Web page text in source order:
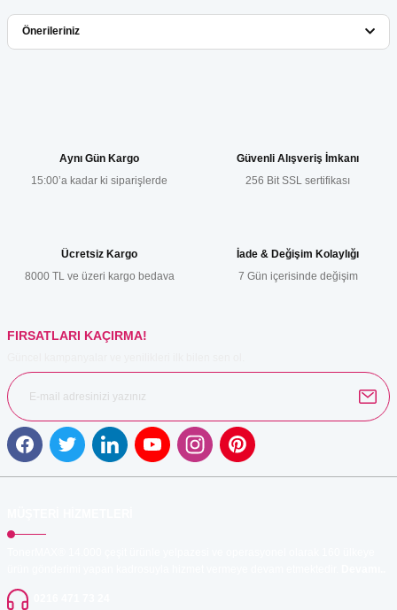
Bu ürüne ilk yorumu siz yapın!
Önerileriniz
Ürün resmi kalitesiz, bozuk veya görüntülenemiyor.
Ürün fiyatı diğer sitelerden daha pahalı.
Aynı Gün Kargo
15:00’a kadar ki siparişlerde
Güvenli Alışveriş İmkanı
256 Bit SSL sertifikası
Ücretsiz Kargo
8000 TL ve üzeri kargo bedava
İade & Değişim Kolaylığı
7 Gün içerisinde değişim
FIRSATLARI KAÇIRMA!